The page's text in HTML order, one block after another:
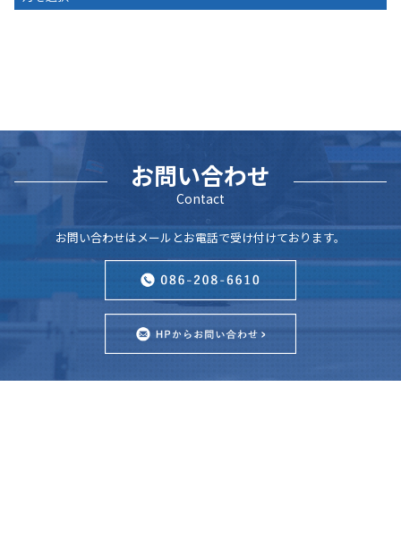
お問い合わせ
Contact
お問い合わせはメールとお電話で受け付けております。